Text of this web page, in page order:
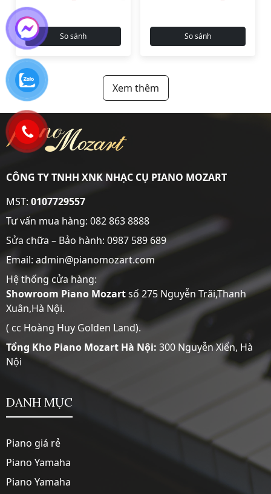
So sánh So sánh
Xem thêm
CÔNG TY TNHH XNK NHẠC CỤ PIANO MOZART
MST:0107729557
Tư vấn mua hàng: 082 863 8888
Sửa chữa – Bảo hành: 0987 589 689
Email: admin@pianomozart.com
Hệ thống cửa hàng:
Showroom Piano Mozartsố 275 Nguyễn Trãi,Thanh
Xuân,Hà Nội.
( cc Hoàng Huy Golden Land).
Tổng Kho Piano Mozart Hà Nội: 300 Nguyễn Xiển, Hà
Nội
DANH MỤC
Piano giá rẻ
Piano Yamaha
Piano Yamaha